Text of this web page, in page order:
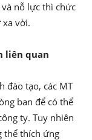
nỗ lực thì chức
vời.
liên quan
đào tạo, các MT
ban để có thể
ty. Tuy nhiên
thể thích ứng